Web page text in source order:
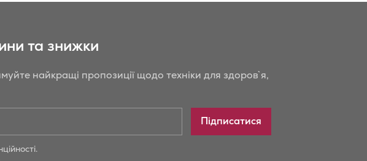
та знижки
найкращі пропозиції щодо техніки для здоров`я,
Підписатися